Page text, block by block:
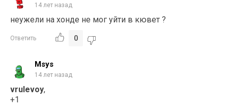
14 лет назад
неужели на хонде не мог уйти в кювет ?
Ответить 0
Msys
14 лет назад
vrulevoy,
+1